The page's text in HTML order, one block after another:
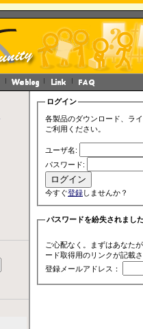
ログイン
各製品のダウンロード、ラ
ご利用ください。
ユーザ名:
パスワード:
今すぐ登録しませんか？
パスワードを紛失されまし
ご心配なく。まずはあなた
ード取得用のリンクが記載
登録メールアドレス：